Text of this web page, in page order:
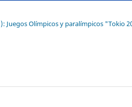
Juegos Olímpicos y paralímpicos "Tokio